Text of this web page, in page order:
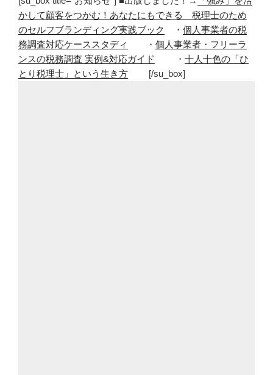
かして顧客をつかむ！あなたにもできる 税理士のため
のセルフブランディング実践ブック
・ 個人事業者の税
務調査対応ケーススタディ
・ 個人事業者・フリーラ
ンスの税務調査 実例&対応ガイド
・ 十人十色の「ひ
とり税理士」という生き方 [/su_box]